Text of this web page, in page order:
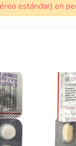
estándar) en